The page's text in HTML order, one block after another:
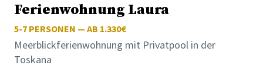
Ferienwohnung Laura
5-7 PERSONEN — AB 1.330€
Meerblickferienwohnung mit Privatpool in der
Toskana